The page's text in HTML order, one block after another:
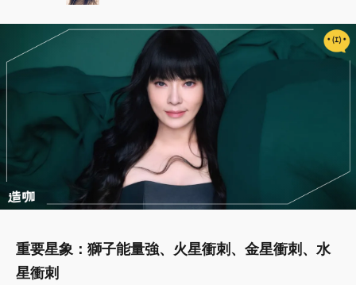
重要星象：獅子能量強、火星衝刺、金星衝刺、水
星衝刺